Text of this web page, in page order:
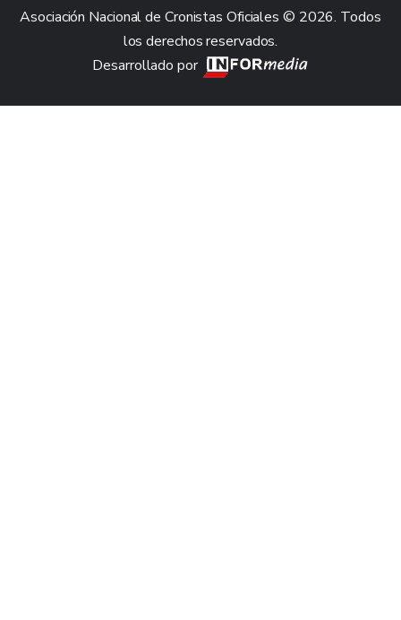
Asociación Nacional de Cronistas Oficiales © 2026. Todos
los derechos reservados.
Desarrollado por